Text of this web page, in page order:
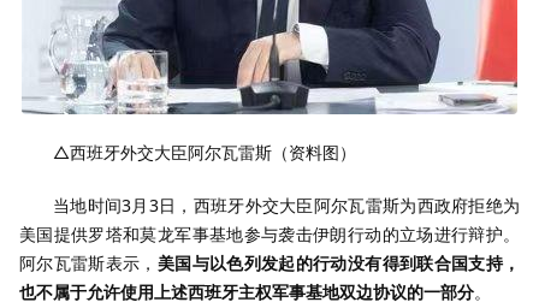
△西班牙外交大臣阿尔瓦雷斯（资料图）
当地时间3月3日，西班牙外交大臣阿尔瓦雷斯为西政府拒绝为
美国提供罗塔和莫龙军事基地参与袭击伊朗行动的立场进行辩护。
阿尔瓦雷斯表示， 美国与以色列发起的行动没有得到联合国支持，
也不属于允许使用上述西班牙主权军事基地双边协议的一部分。